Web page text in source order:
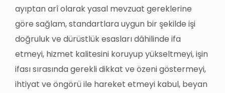
ayıptan arî olarak yasal mevzuat gereklerine
göre sağlam, standartlara uygun bir şekilde işi
doğruluk ve dürüstlük esasları dâhilinde ifa
etmeyi, hizmet kalitesini koruyup yükseltmeyi, işin
ifası sırasında gerekli dikkat ve özeni göstermeyi,
ihtiyat ve öngörü ile hareket etmeyi kabul, beyan